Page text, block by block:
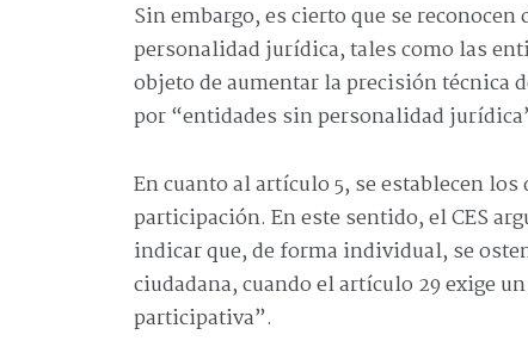
Sin embargo, es cierto que se
personalidad jurídica, tales como las
objeto de aumentar la precisión técnica
por “entidades sin personalidad
En cuanto al artículo 5, se establecen
participación. En este sentido, el CES
indicar que, de forma individual, se
ciudadana, cuando el artículo 29 exige
participativa”.